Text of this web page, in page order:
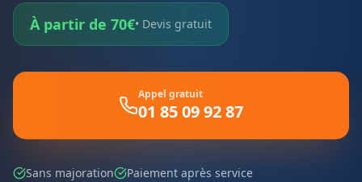
À partir de 70€• Devis gratuit
Appel gratuit
01 85 09 92 87
Sans majoration
Paiement après service